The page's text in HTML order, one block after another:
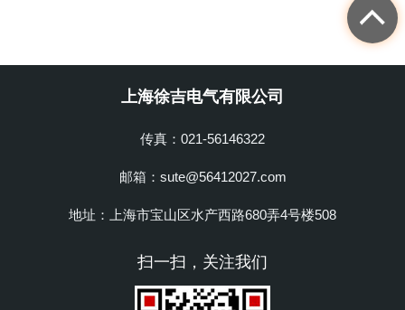
上海徐吉电气有限公司
传真：021-56146322
邮箱：sute@56412027.com
地址：上海市宝山区水产西路680弄4号楼508
扫一扫，关注我们